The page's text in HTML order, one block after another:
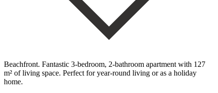
Beachfront. Fantastic 3-bedroom, 2-bathroom apartment with 127
m² of living space. Perfect for year-round living or as a holiday
home.